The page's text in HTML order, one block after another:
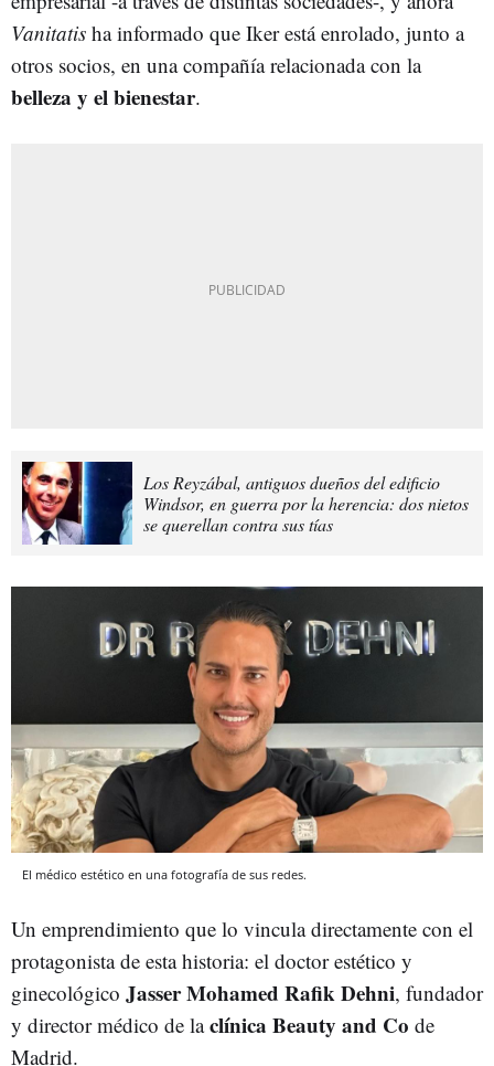
Vanitatis ha informado que Iker está enrolado, junto a
otros socios, en una compañía relacionada con la
belleza y el bienestar.
Los Reyzábal, antiguos dueños del edificio
Windsor, en guerra por la herencia: dos nietos
se querellan contra sus tías
El médico estético en una fotografía de sus redes.
Un emprendimiento que lo vincula directamente con el
protagonista de esta historia: el doctor estético y
ginecológico Jasser Mohamed Rafik Dehni, fundador
y director médico de laclínica Beauty and Co de
Madrid.